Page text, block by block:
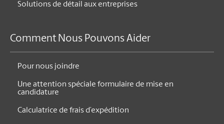
Solutions de détail aux entreprises
Comment Nous Pouvons Aider
Pour nous joindre
Une attention spéciale formulaire de mise en
candidature
Calculatrice de frais d’expédition